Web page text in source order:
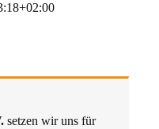
setzen wir uns für